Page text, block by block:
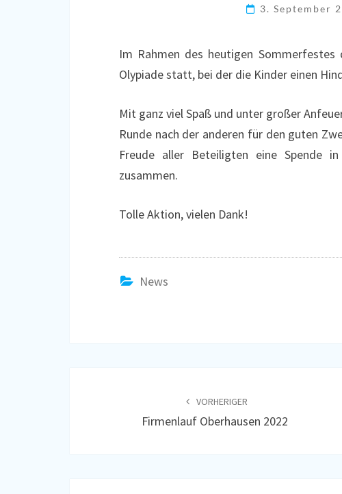
3. September
Im Rahmen des heutigen
Olypiade statt, bei der die Kinder einen
Mit ganz viel Spaß und unter großer
Runde nach der anderen für den guten
Freude aller Beteiligten eine Spende
zusammen.
Tolle Aktion, vielen Dank!
News
VORHERIGER
Firmenlauf Oberhausen 2022